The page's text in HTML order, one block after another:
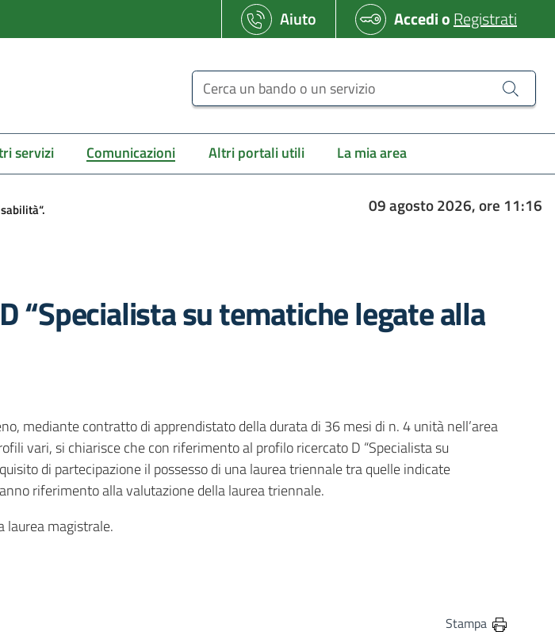
Aiuto AccedioRegistrati
Cerca un bando o un servizio
servizi Comunicazioni Altri portali utili La mia area
09 agosto 2026, ore 11:16
su tematiche legate alla
mediante contratto di apprendistato della durata di 36 mesi di n. 4 unità nell’area
vari, si chiarisce che con riferimento al profilo ricercato D “Specialista su
di partecipazione il possesso di una laurea triennale tra quelle indicate
riferimento alla valutazione della laurea triennale.
laurea magistrale.
Stampa